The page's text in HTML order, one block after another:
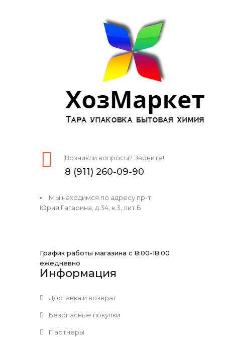
Возникли вопросы? Звоните!
8 (911) 260-09-90
Мы находимся по адресу пр-т
Юрия Гагарина, д 34, к 3, лит Б
График работы магазина с 8:00-18:00
ежедневно
Информация
Доставка и возврат
Безопасные покупки
Партнеры